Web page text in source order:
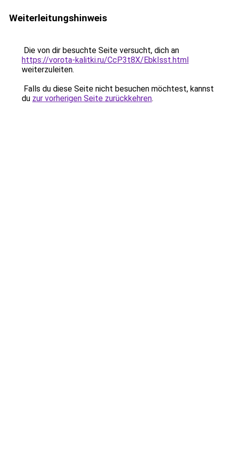
Weiterleitungshinweis
Die von dir besuchte Seite versucht, dich an
https://vorota-kalitki.ru/CcP3t8X/EbkIsst.html
weiterzuleiten.
Falls du diese Seite nicht besuchen möchtest, kannst
du zur vorherigen Seite zurückkehren.